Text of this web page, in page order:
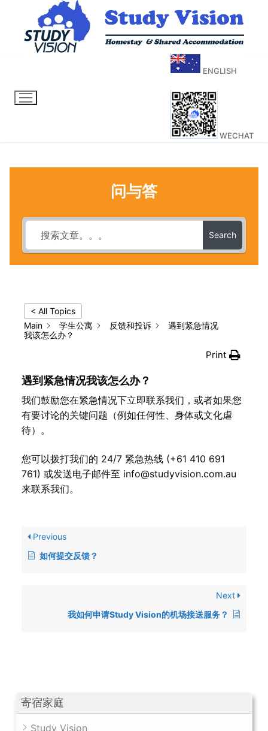
ENGLISH
WECHAT
问与答
Search
寄宿家庭
Study Vision
< All Topics
Main
学生公寓 反馈和投诉
遇到紧急情况
我该怎么办？
Print
遇到紧急情况我该怎么办？
我们鼓励您在紧急情况下立即联系我们，或者如果您
有要讨论的关键问题（例如任何性、身体或文化虐
待）。
您可以拨打我们的 24/7 紧急热线 (+61 410 691
761) 或发送电子邮件至 info@st​​udyvision.com.au
来联系我们。
Previous
如何提交反馈？
Next
我如何申请Study Vision的机场接送服务？